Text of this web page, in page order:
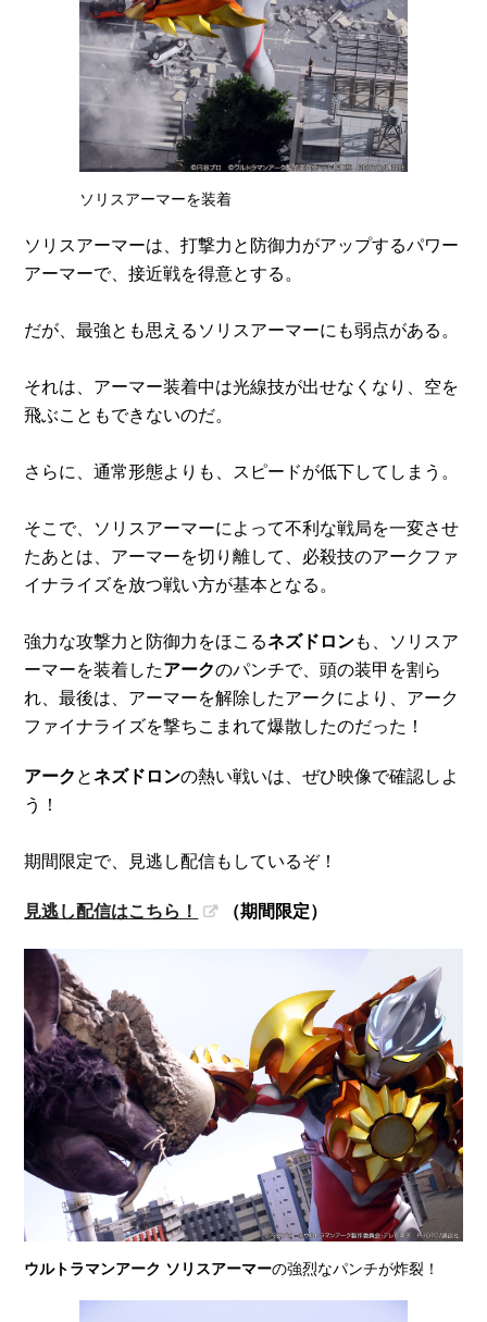
ソリスアーマーを装着
ソリスアーマーは、打撃力と防御力がアップするパワー
アーマーで、接近戦を得意とする。
だが、最強とも思えるソリスアーマーにも弱点がある。
それは、アーマー装着中は光線技が出せなくなり、空を
飛ぶこともできないのだ。
さらに、通常形態よりも、スピードが低下してしまう。
そこで、ソリスアーマーによって不利な戦局を一変させ
たあとは、アーマーを切り離して、必殺技のアークファ
イナライズを放つ戦い方が基本となる。
強力な攻撃力と防御力をほこるネズドロンも、ソリスア
ーマーを装着したアークのパンチで、頭の装甲を割ら
れ、最後は、アーマーを解除したアークにより、アーク
ファイナライズを撃ちこまれて爆散したのだった！
アークとネズドロンの熱い戦いは、ぜひ映像で確認しよ
う！
期間限定で、見逃し配信もしているぞ！
見逃し配信はこちら！
（期間限定）
ウルトラマンアーク ソリスアーマーの強烈なパンチが炸裂！